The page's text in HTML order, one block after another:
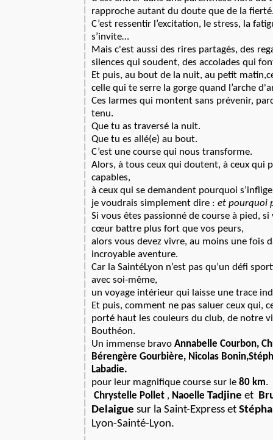
rapproche autant du doute que de la
C’est ressentir l’excitation, le stress, la
s’invite…
Mais c'est aussi des rires partagés, des
silences qui soudent, des accolades qui
Et puis, au bout de la nuit, au petit
celle qui te serre la gorge quand l’arche
Ces larmes qui montent sans prévenir,
tenu.
Que tu as traversé la nuit.
Que tu es allé(e) au bout.
C’est une course qui nous transforme.
Alors, à tous ceux qui doutent, à ceux qui
capables,
à ceux qui se demandent pourquoi
je voudrais simplement dire : et pourquoi
Si vous êtes passionné de course à pied,
cœur battre plus fort que vos peurs,
alors vous devez vivre, au moins une fois
incroyable aventure.
Car la SaintéLyon n’est pas qu’un défi
avec soi-même,
un voyage intérieur qui laisse une trace
Et puis, comment ne pas saluer ceux qui,
porté haut les couleurs du club, de notre
Bouthéon.
Un immense bravo Annabelle Courbon,
Bérengère Gourbière, Nicolas
Labadie.
pour leur magnifique course sur le 80 km.
Chrystelle Pollet , Naoelle Tadjine et
Delaigue sur la Saint-Express et
Lyon-Sainté-Lyon.